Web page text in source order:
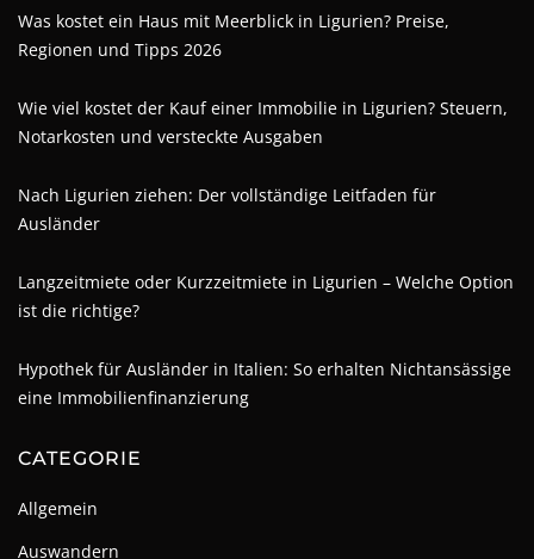
Was kostet ein Haus mit Meerblick in Ligurien? Preise,
Regionen und Tipps 2026
Wie viel kostet der Kauf einer Immobilie in Ligurien? Steuern,
Notarkosten und versteckte Ausgaben
Nach Ligurien ziehen: Der vollständige Leitfaden für
Ausländer
Langzeitmiete oder Kurzzeitmiete in Ligurien – Welche Option
ist die richtige?
Hypothek für Ausländer in Italien: So erhalten Nichtansässige
eine Immobilienfinanzierung
CATEGORIE
Allgemein
Auswandern